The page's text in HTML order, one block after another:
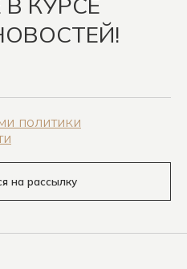
политики
на рассылку